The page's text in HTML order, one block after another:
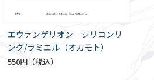
エヴァンゲリオン シリコンリ
ング/ラミエル（オカモト）
550円